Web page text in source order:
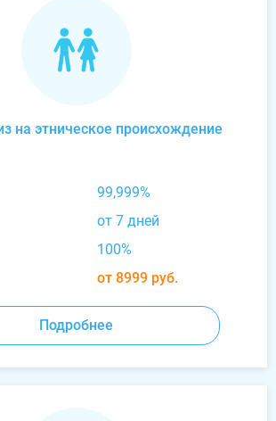
на этническое происхождение
99,999%
от 7 дней
100%
от 8999 руб.
Подробнее